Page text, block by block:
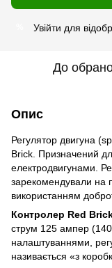
Увійти для
До
Опис
Регулятор двигуна
Brick. Призначений
електродвигунами.
зарекомендували на
використанням
Контролер Red
струм 125 ампер (140
налаштуваннями,
називається «з